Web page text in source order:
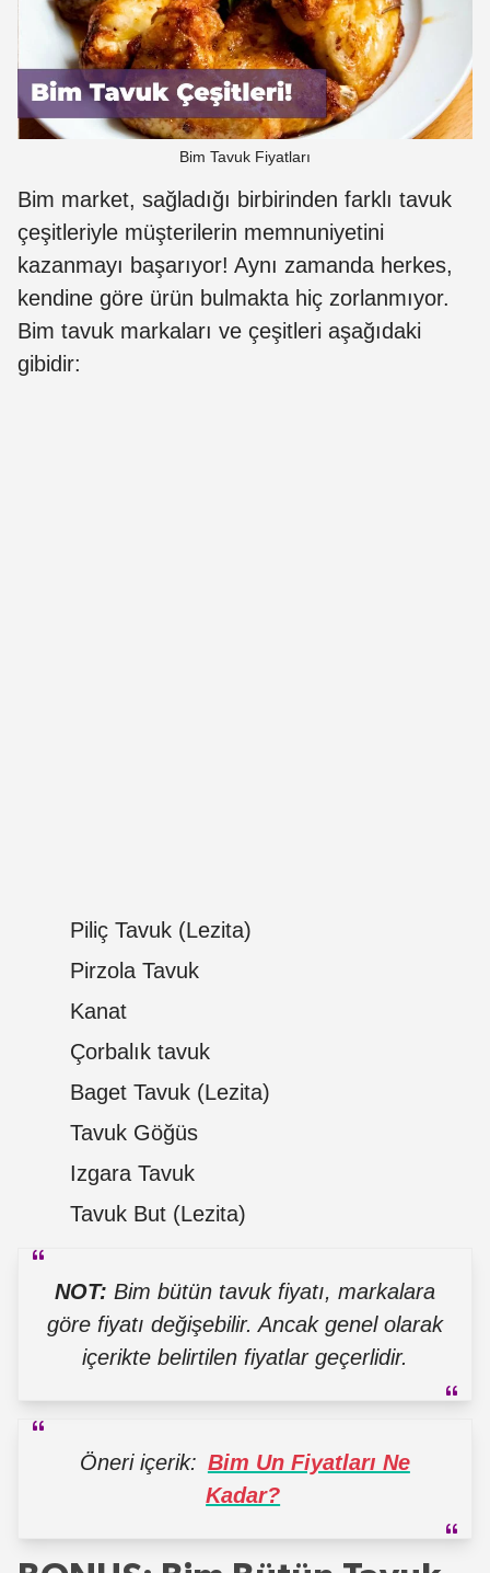
Bim Tavuk Fiyatları
Bim market, sağladığı birbirinden farklı tavuk
çeşitleriyle müşterilerin memnuniyetini
kazanmayı başarıyor! Aynı zamanda herkes,
kendine göre ürün bulmakta hiç zorlanmıyor.
Bim tavuk markaları ve çeşitleri aşağıdaki
gibidir:
Piliç Tavuk (Lezita)
Pirzola Tavuk
Kanat
Çorbalık tavuk
Baget Tavuk (Lezita)
Tavuk Göğüs
Izgara Tavuk
Tavuk But (Lezita)
NOT: Bim bütün tavuk fiyatı, markalara
göre fiyatı değişebilir. Ancak genel olarak
içerikte belirtilen fiyatlar geçerlidir.
Öneri içerik: Bim Un Fiyatları Ne
Kadar?